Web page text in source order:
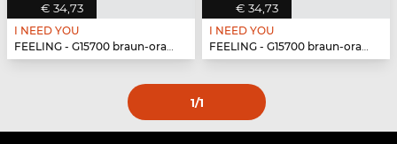
€ 34,73
I NEED YOU
FEELING - G15700 braun-orange
€ 34,73
I NEED YOU
FEELING - G15700 braun-orange
1/1